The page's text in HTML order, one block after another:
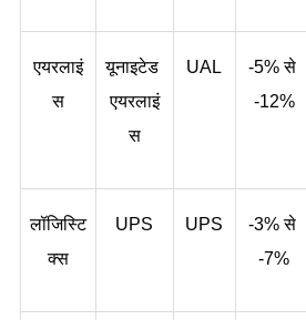
एयरलाइं
स
यूनाइटेड
एयरलाइं
स
UAL
-5% से
-12%
लॉजिस्टि
क्स
UPS UPS
-3% से
-7%